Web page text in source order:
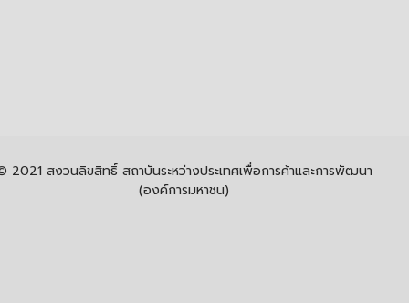
2021 สงวนลิขสิทธิ์ สถาบันระหว่างประเทศเพื่อการค้าและการพัฒนา
(องค์การมหาชน)